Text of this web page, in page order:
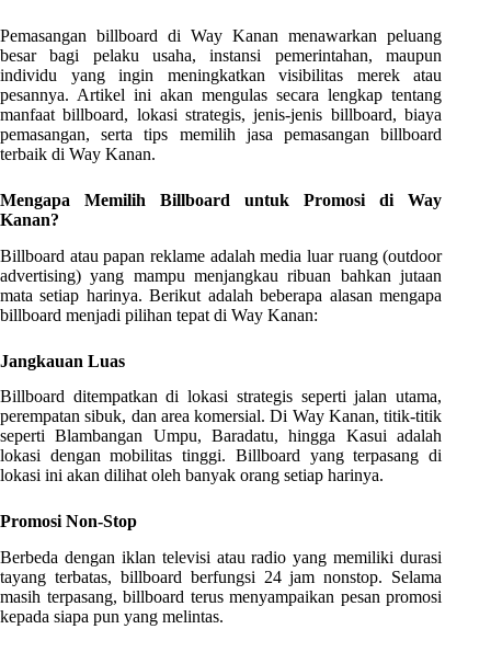
Pemasangan billboard di Way Kanan menawarkan peluang
besar bagi pelaku usaha, instansi pemerintahan, maupun
individu yang ingin meningkatkan visibilitas merek atau
pesannya. Artikel ini akan mengulas secara lengkap tentang
manfaat billboard, lokasi strategis, jenis-jenis billboard, biaya
pemasangan, serta tips memilih jasa pemasangan billboard
terbaik di Way Kanan.
Mengapa Memilih Billboard untuk Promosi di Way
Kanan?
Billboard atau papan reklame adalah media luar ruang (outdoor
advertising) yang mampu menjangkau ribuan bahkan jutaan
mata setiap harinya. Berikut adalah beberapa alasan mengapa
billboard menjadi pilihan tepat di Way Kanan:
Jangkauan Luas
Billboard ditempatkan di lokasi strategis seperti jalan utama,
perempatan sibuk, dan area komersial. Di Way Kanan, titik-titik
seperti Blambangan Umpu, Baradatu, hingga Kasui adalah
lokasi dengan mobilitas tinggi. Billboard yang terpasang di
lokasi ini akan dilihat oleh banyak orang setiap harinya.
Promosi Non-Stop
Berbeda dengan iklan televisi atau radio yang memiliki durasi
tayang terbatas, billboard berfungsi 24 jam nonstop. Selama
masih terpasang, billboard terus menyampaikan pesan promosi
kepada siapa pun yang melintas.